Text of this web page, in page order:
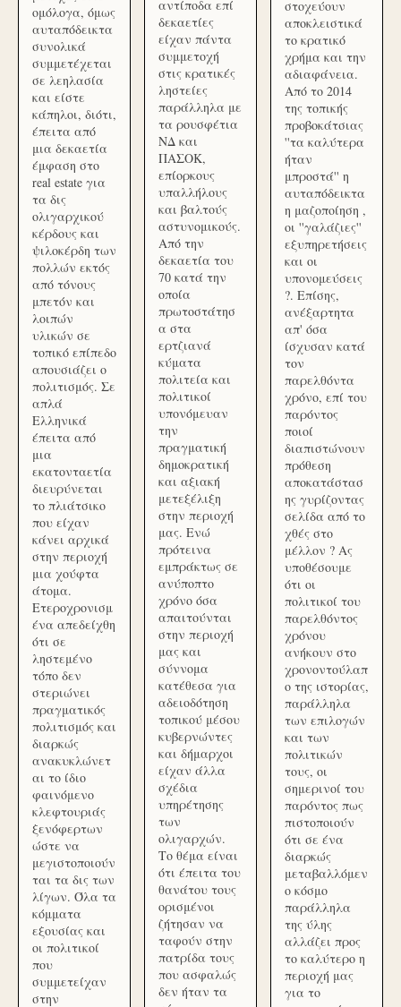
ομόλογα, όμως
αυταπόδεικτα
συνολικά
συμμετέχεται
σε λεηλασία
και είστε
κάπηλοι, διότι,
έπειτα από
μια δεκαετία
έμφαση στο
real estate για
τα δις
ολιγαρχικού
κέρδους και
ψιλοκέρδη των
πολλών εκτός
από τόνους
μπετόν και
λοιπών
υλικών σε
τοπικό επίπεδο
απουσιάζει ο
πολιτισμός. Σε
απλά
Ελληνικά
έπειτα από
μια
εκατονταετία
διευρύνεται
το πλιάτσικο
που είχαν
κάνει αρχικά
στην περιοχή
μια χούφτα
άτομα.
Ετεροχρονισμ
ένα απεδείχθη
ότι σε
ληστεμένο
τόπο δεν
στεριώνει
πραγματικός
πολιτισμός και
διαρκώς
ανακυκλώνετ
αι το ίδιο
φαινόμενο
κλεφτουριάς
ξενόφερτων
ώστε να
μεγιστοποιούν
ται τα δις των
λίγων. Όλα τα
κόμματα
εξουσίας και
οι πολιτικοί
που
συμμετείχαν
στην
αντίποδα επί
δεκαετίες
είχαν πάντα
συμμετοχή
στις κρατικές
ληστείες
παράλληλα με
τα ρουσφέτια
ΝΔ και
ΠΑΣΟΚ,
επίορκους
υπαλλήλους
και βαλτούς
αστυνομικούς.
Από την
δεκαετία του
70 κατά την
οποία
πρωτοστάτησ
α στα
ερτζιανά
κύματα
πολιτεία και
πολιτικοί
υπονόμευαν
την
πραγματική
δημοκρατική
και αξιακή
μετεξέλιξη
στην περιοχή
μας. Ενώ
πρότεινα
εμπράκτως σε
ανύποπτο
χρόνο όσα
απαιτούνται
στην περιοχή
μας και
σύννομα
κατέθεσα για
αδειοδότηση
τοπικού μέσου
κυβερνώντες
και δήμαρχοι
είχαν άλλα
σχέδια
υπηρέτησης
των
ολιγαρχών.
Το θέμα είναι
ότι έπειτα του
θανάτου τους
ορισμένοι
ζήτησαν να
ταφούν στην
πατρίδα τους
που ασφαλώς
δεν ήταν τα
στοχεύουν
αποκλειστικά
το κρατικό
χρήμα και την
αδιαφάνεια.
Από το 2014
της τοπικής
προβοκάτσιας
''τα καλύτερα
ήταν
μπροστά'' η
αυταπόδεικτα
η μαζοποίηση ,
οι ''γαλάζιες''
εξυπηρετήσεις
και οι
υπονομεύσεις
?. Επίσης,
ανέξαρτητα
απ' όσα
ίσχυσαν κατά
τον
παρελθόντα
χρόνο, επί του
παρόντος
ποιοί
διαπιστώνουν
πρόθεση
αποκατάστασ
ης γυρίζοντας
σελίδα από το
χθές στο
μέλλον ? Ας
υποθέσουμε
ότι οι
πολιτικοί του
παρελθόντος
χρόνου
ανήκουν στο
χρονοντούλαπ
ο της ιστορίας,
παράλληλα
των επιλογών
και των
πολιτικών
τους, οι
σημερινοί του
παρόντος πως
πιστοποιούν
ότι σε ένα
διαρκώς
μεταβαλλόμεν
ο κόσμο
παράλληλα
της ύλης
αλλάζει προς
το καλύτερο η
περιοχή μας
για το